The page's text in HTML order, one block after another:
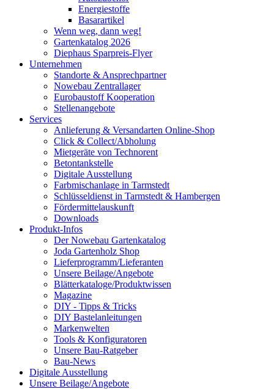
Energiestoffe
Basarartikel
Wenn weg, dann weg!
Gartenkatalog 2026
Diephaus Sparpreis-Flyer
Unternehmen
Standorte & Ansprechpartner
Nowebau Zentrallager
Eurobaustoff Kooperation
Stellenangebote
Services
Anlieferung & Versandarten Online-Shop
Click & Collect/Abholung
Mietgeräte von Technorent
Betontankstelle
Digitale Ausstellung
Farbmischanlage in Tarmstedt
Schlüsseldienst in Tarmstedt & Hambergen
Fördermittelauskunft
Downloads
Produkt-Infos
Der Nowebau Gartenkatalog
Joda Gartenholz Shop
Lieferprogramm/Lieferanten
Unsere Beilage/Angebote
Blätterkataloge/Produktwissen
Magazine
DIY - Tipps & Tricks
DIY Bastelanleitungen
Markenwelten
Tools & Konfiguratoren
Unsere Bau-Ratgeber
Bau-News
Digitale Ausstellung
Unsere Beilage/Angebote